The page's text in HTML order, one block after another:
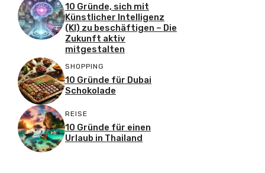
10 Gründe, sich mit
Künstlicher Intelligenz
(KI) zu beschäftigen – Die
Zukunft aktiv
mitgestalten
SHOPPING
10 Gründe für Dubai
Schokolade
REISE
10 Gründe für einen
Urlaub in Thailand